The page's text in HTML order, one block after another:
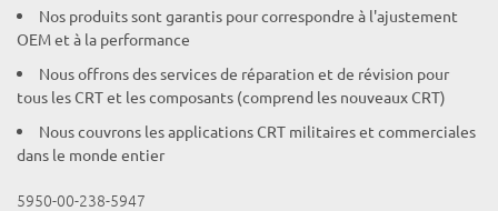
Nos produits sont garantis pour correspondre à l'ajustement
OEM et à la performance
Nous offrons des services de réparation et de révision pour
tous les CRT et les composants (comprend les nouveaux CRT)
Nous couvrons les applications CRT militaires et commerciales
dans le monde entier
5950-00-238-5947